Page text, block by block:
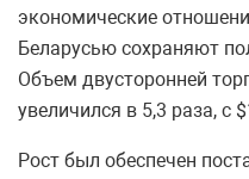
экономические
Беларусью сохраняют
Объем двусторонней
увеличился в 5,3 раза, с
Рост был обеспечен